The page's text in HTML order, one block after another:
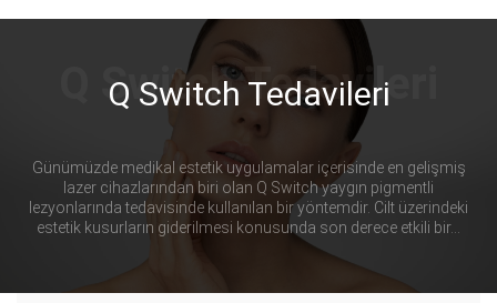
Q Switch Tedavileri
Günümüzde medikal estetik uygulamalar içerisinde en gelişmiş
lazer cihazlarından biri olan Q Switch yaygın pigmentli
lezyonlarında tedavisinde kullanılan bir yöntemdir. Cilt üzerindeki
estetik kusurların giderilmesi konusunda son derece etkili bir...